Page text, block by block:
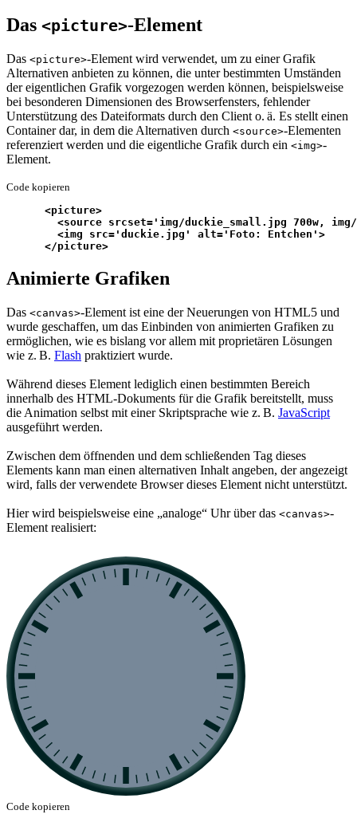
Das <picture>-Element
Das <picture>-Element wird verwendet, um zu einer Grafik
Alternativen anbieten zu können, die unter bestimmten Umständen
der eigentlichen Grafik vorgezogen werden können, beispielsweise
bei besonderen Dimensionen des Browserfensters, fehlender
Unterstützung des Dateiformats durch den Client o. ä. Es stellt einen
Container dar, in dem die Alternativen durch <source>-Elementen
referenziert werden und die eigentliche Grafik durch ein <img>-
Element.
Code kopieren
      <picture>
<source srcset='img/duckie_small.jpg 700w,
        <img src='duckie.jpg' alt='Foto: Entchen'>
      </picture>
Animierte Grafiken
Das <canvas>-Element ist eine der Neuerungen von HTML5 und
wurde geschaffen, um das Einbinden von animierten Grafiken zu
ermöglichen, wie es bislang vor allem mit proprietären Lösungen
wie z. B. Flash praktiziert wurde.
Während dieses Element lediglich einen bestimmten Bereich
innerhalb des HTML-Dokuments für die Grafik bereitstellt, muss
die Animation selbst mit einer Skriptsprache wie z. B. JavaScript
ausgeführt werden.
Zwischen dem öffnenden und dem schließenden Tag dieses
Elements kann man einen alternativen Inhalt angeben, der angezeigt
wird, falls der verwendete Browser dieses Element nicht unterstützt.
Hier wird beispielsweise eine „analoge“ Uhr über das <canvas>-
Element realisiert:
Code kopieren